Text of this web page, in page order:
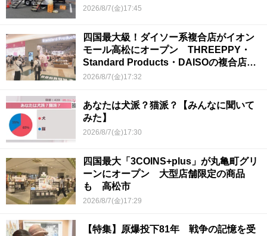
2026/8/7(金)17:45
四国最大級！ダイソー系複合店がイオン
モール高松にオープン THREEPPY・
Standard Products・DAISOの複合店は
香川県初
2026/8/7(金)17:32
あなたは犬派？猫派？【みんなに聞いて
みた】
2026/8/7(金)17:30
四国最大「3COINS+plus」が丸亀町グリ
ーンにオープン 大型店舗限定の商品
も 高松市
2026/8/7(金)17:29
【特集】原爆投下81年 戦争の記憶を受